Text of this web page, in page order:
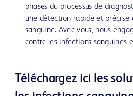
phases du processus de
une détection rapide et précise
sanguine. Avec vous, nous
contre les infections sanguines
Téléchargez ici les